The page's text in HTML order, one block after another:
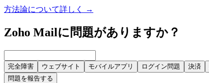
方法論について詳しく →
Zoho Mailに問題がありますか？
完全障害 ウェブサイト モバイルアプリ ログイン問題 決済
問題を報告する